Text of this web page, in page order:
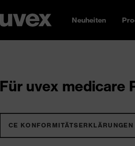
Neuheiten
Für uvex medicare
CE